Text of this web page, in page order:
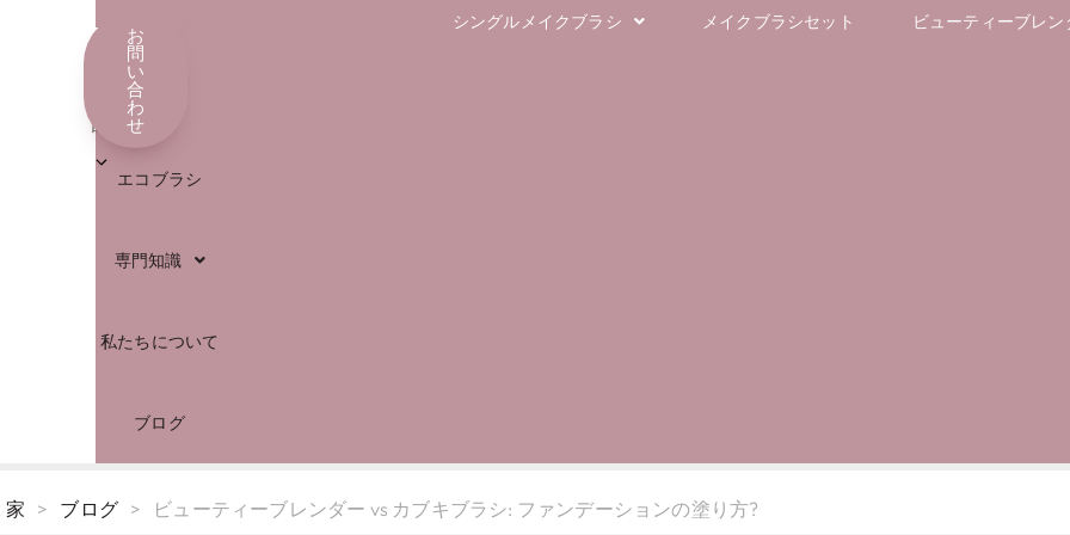
解決
エコブラシ
専門知識
私たちについて
ブログ
お
問
い
合
わ
せ
日
語
シングルメイクブラシ メイクブラシセット ビューティーブレン
家 > ブログ > ビューティーブレンダー vs カブキブラシ: ファンデーションの塗り方?